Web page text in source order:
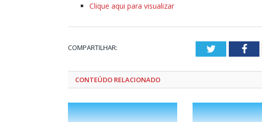
Clique aqui para visualizar
COMPARTILHAR: Twitter
CONTEÚDO RELACIONADO